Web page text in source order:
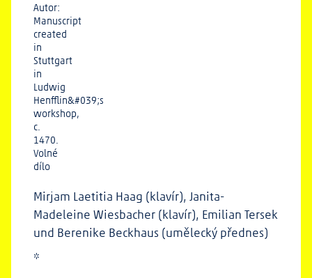
Autor:
Manuscript
created
in
Stuttgart
in
Ludwig
Henfflin&#039;s
workshop,
c.
1470.
Volné
dílo
Mirjam Laetitia Haag (klavír), Janita-
Madeleine Wiesbacher (klavír), Emilian Tersek
und Berenike Beckhaus (umělecký přednes)
*